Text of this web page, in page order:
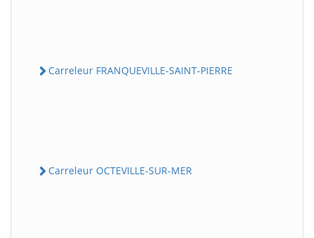
Carreleur FRANQUEVILLE-SAINT-PIERRE
Carreleur OCTEVILLE-SUR-MER